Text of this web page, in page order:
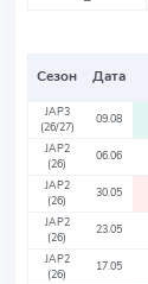
Сезон Дата
JAP3
(26/27)
09.08
JAP2
(26)
06.06
JAP2
(26)
30.05
JAP2
(26)
23.05
JAP2
(26)
17.05